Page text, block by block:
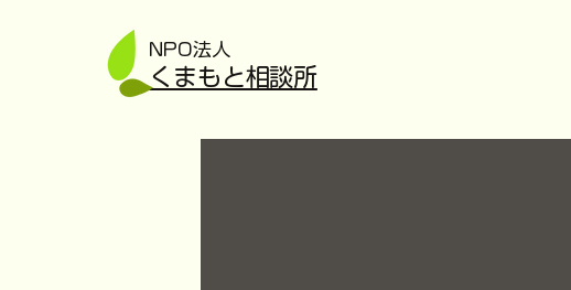
NPO法人
​くまもと相談所